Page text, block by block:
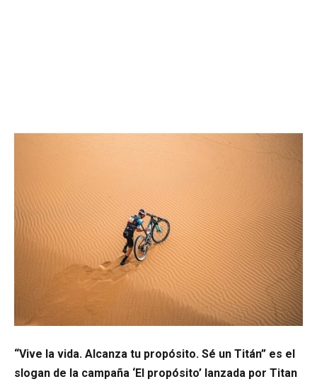
“Vive la vida. Alcanza tu propósito. Sé un Titán” es el
slogan de la campaña ‘El propósito’ lanzada por Titan